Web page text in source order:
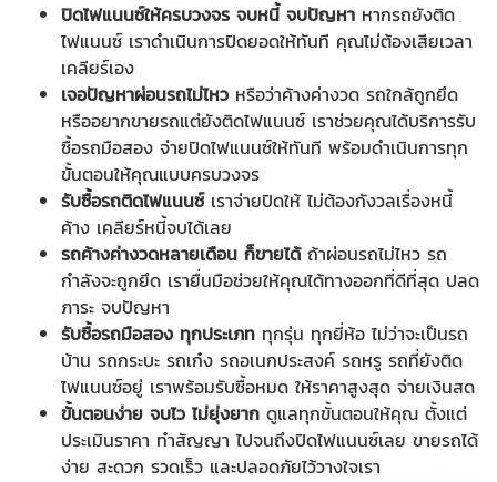
ปิดไฟแนนซ์ให้ครบวงจร จบหนี้ จบปัญหา หากรถยังติด
ไฟแนนซ์ เราดำเนินการปิดยอดให้ทันที คุณไม่ต้องเสียเวลา
เคลียร์เอง
เจอปัญหาผ่อนรถไม่ไหว หรือว่าค้างค่างวด รถใกล้ถูกยึด
หรืออยากขายรถแต่ยังติดไฟแนนซ์ เราช่วยคุณได้บริการรับ
ซื้อรถมือสอง จ่ายปิดไฟแนนซ์ให้ทันที พร้อมดำเนินการทุก
ขั้นตอนให้คุณแบบครบวงจร
รับซื้อรถติดไฟแนนซ์เราจ่ายปิดให้ ไม่ต้องกังวลเรื่องหนี้
ค้าง เคลียร์หนี้จบได้เลย
รถค้างค่างวดหลายเดือน ก็ขายได้ ถ้าผ่อนรถไม่ไหว รถ
กำลังจะถูกยึด เรายื่นมือช่วยให้คุณได้ทางออกที่ดีที่สุด ปลด
ภาระ จบปัญหา
รับซื้อรถมือสอง ทุกประเภท ทุกรุ่น ทุกยี่ห้อ ไม่ว่าจะเป็นรถ
บ้าน รถกระบะ รถเก๋ง รถอเนกประสงค์ รถหรู รถที่ยังติด
ไฟแนนซ์อยู่ เราพร้อมรับซื้อหมด ให้ราคาสูงสุด จ่ายเงินสด
ขั้นตอนง่าย จบไว ไม่ยุ่งยาก ดูแลทุกขั้นตอนให้คุณ ตั้งแต่
ประเมินราคา ทำสัญญา ไปจนถึงปิดไฟแนนซ์เลย ขายรถได้
ง่าย สะดวก รวดเร็ว และปลอดภัยไว้วางใจเรา